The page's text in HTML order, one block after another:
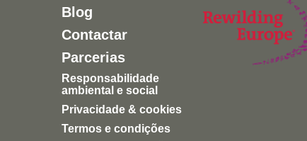
Blog
Contactar
Parcerias
Responsabilidade
ambiental e social
Privacidade & cookies
Termos e condições